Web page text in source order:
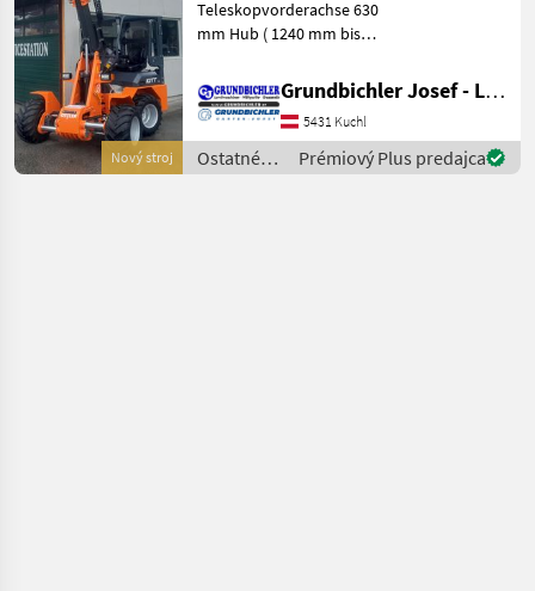
Nový stroj
Teleskopvorderachse 630
mm Hub ( 1240 mm bis
Teleskopfrontlader 900 mm
Hub Euroaufnahme
Hochwertiger Stahlbau
Fahrgestell mit
Pulverbeschichtung 4 Zylid
Grundbichler Josef - Landmaschinen
5431 Kuchl
Ostatné
poľnohospodárske
Prémiový Plus predajca